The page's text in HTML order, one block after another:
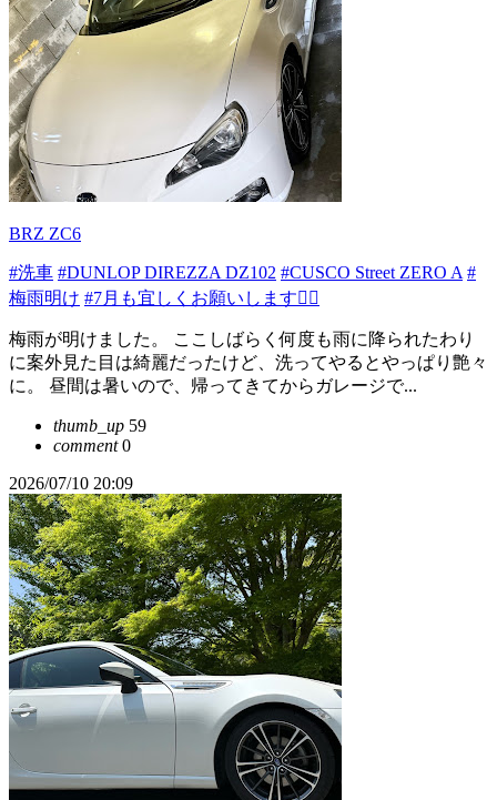
BRZ ZC6
#洗車 #DUNLOP DIREZZA DZ102 #CUSCO Street ZERO A #
梅雨明け #7月も宜しくお願いします🙇‍♂️
梅雨が明けました。 ここしばらく何度も雨に降られたわり
に案外見た目は綺麗だったけど、洗ってやるとやっぱり艶々
に。 昼間は暑いので、帰ってきてからガレージで...
thumb_up 59
comment0
2026/07/10 20:09